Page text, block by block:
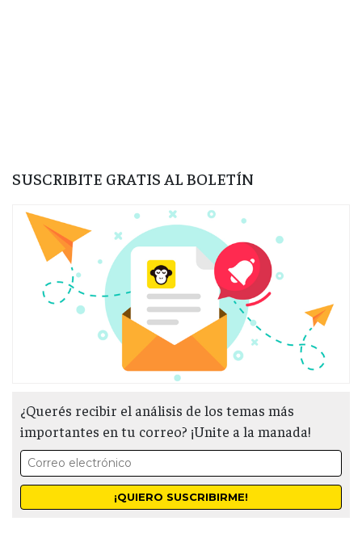
SUSCRIBITE GRATIS AL BOLETÍN
¿Querés recibir el análisis de los temas más
importantes en tu correo? ¡Unite a la manada!